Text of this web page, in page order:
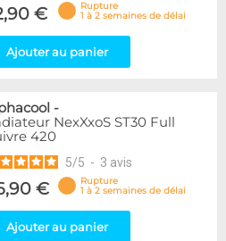
€
Rupture
1 à 2 semaines de délai
Ajouter au panier
-
NexXxoS ST30 Full
420
5/5 - 3 avis
€
Rupture
1 à 2 semaines de délai
Ajouter au panier